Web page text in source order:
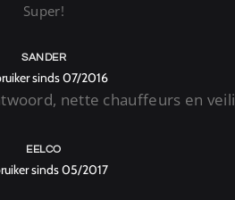
Super!
SANDER
sinds 07/2016
nette chauffeurs en
EELCO
sinds 05/2017